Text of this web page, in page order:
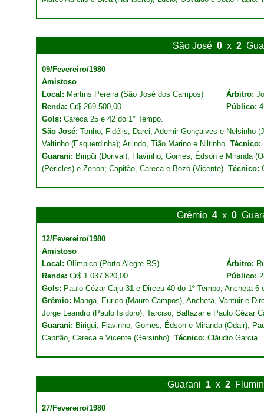
São José 0 x 2
09/Fevereiro/1980
Amistoso
Local: Martins Pereira (São José dos Campos) Árbitro:
Renda: Cr$ 269.500,00 Público:
Gols: Careca 25 e 42 do 1° Tempo.
São José: Tonho, Fidélis, Darci, Ademir Gonçalves e Nelsinho
Valtinho (Esquerdinha); Arlindo, Tião Marino e Niltinho. Técnico:
Guarani: Birigüi (Dorival), Flavinho, Gomes, Édson e Miranda
(Péricles) e Zenon; Capitão, Careca e Bozó (Vicente). Técnico:
Grêmio 4 x 0
12/Fevereiro/1980
Amistoso
Local: Olímpico (Porto Alegre-RS) Árbitro:
Renda: Cr$ 1.037.820,00 Público:
Gols: Paulo Cézar Caju 31 e Dirceu 40 do 1º Tempo; Ancheta 6
Grêmio: Manga, Eurico (Mauro Campos), Ancheta, Vantuir e
Jorge Leandro (Paulo Isidoro); Tarciso, Baltazar e Paulo Cézar
Guarani: Birigüi, Flavinho, Gomes, Édson e Miranda (Odair);
Capitão, Careca e Vicente (Gersinho). Técnico: Cláudio Garcia.
Guarani 1 x 2
27/Fevereiro/1980